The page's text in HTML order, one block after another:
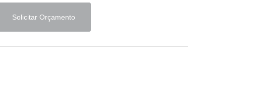
Solicitar Orçamento